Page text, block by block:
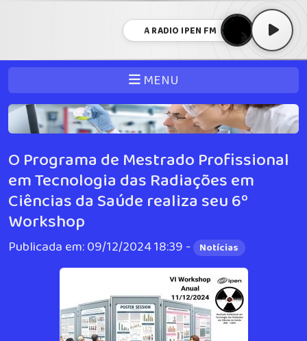
A RADIO IPEN FM
MENU
O Programa de Mestrado Profissional
em Tecnologia das Radiações em
Ciências da Saúde realiza seu 6º
Workshop
Publicada em: 09/12/2024 18:39 - Notícias